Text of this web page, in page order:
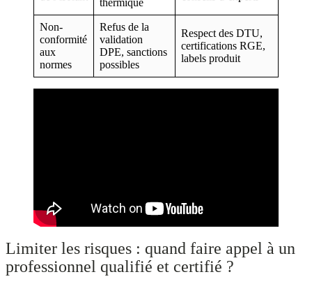
thermique
Non-
conformité
aux
normes
Refus de la
validation
DPE, sanctions
possibles
Respect des DTU,
certifications RGE,
labels produit
Limiter les risques : quand faire appel à un
professionnel qualifié et certifié ?